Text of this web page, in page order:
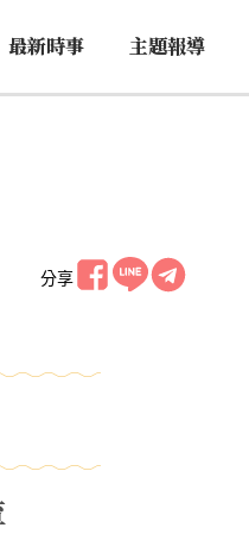
最新時事 主題報導
分享